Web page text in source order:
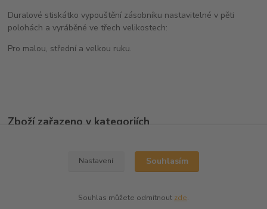
Duralové stiskátko vypouštění zásobníku nastavitelné v pěti
polohách a vyráběné ve třech velikostech:
Pro malou, střední a velkou ruku.
Zboží zařazeno v kategoriích
Nastavení Souhlasím
Souhlas můžete odmítnout zde.